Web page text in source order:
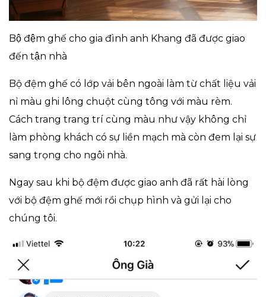
Bộ đệm ghế cho gia đình anh Khang đã được giao
đến tận nhà
Bộ đệm ghế có lớp vải bên ngoài làm từ chất liệu vải
nỉ màu ghi lông chuột cùng tông với màu rèm.
Cách trang trang trí cùng màu như vậy không chỉ
làm phòng khách có sự liền mạch mà còn đem lại sự
sang trọng cho ngôi nhà.
Ngay sau khi bộ đệm được giao anh đã rất hài lòng
với bộ đệm ghế mới rồi chụp hình và gửi lại cho
chúng tôi.